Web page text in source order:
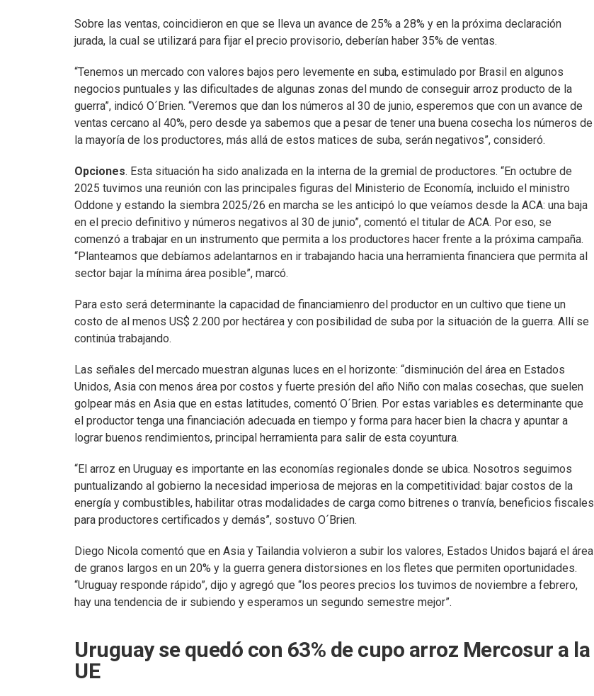
Sobre las ventas, coincidieron en que se lleva un avance de 25% a 28% y en la próxima declaración
jurada, la cual se utilizará para fijar el precio provisorio, deberían haber 35% de ventas.
“Tenemos un mercado con valores bajos pero levemente en suba, estimulado por Brasil en algunos
negocios puntuales y las dificultades de algunas zonas del mundo de conseguir arroz producto de la
guerra”, indicó O´Brien. “Veremos que dan los números al 30 de junio, esperemos que con un avance de
ventas cercano al 40%, pero desde ya sabemos que a pesar de tener una buena cosecha los números de
la mayoría de los productores, más allá de estos matices de suba, serán negativos”, consideró.
Opciones. Esta situación ha sido analizada en la interna de la gremial de productores. “En octubre de
2025 tuvimos una reunión con las principales figuras del Ministerio de Economía, incluido el ministro
Oddone y estando la siembra 2025/26 en marcha se les anticipó lo que veíamos desde la ACA: una baja
en el precio definitivo y números negativos al 30 de junio”, comentó el titular de ACA. Por eso, se
comenzó a trabajar en un instrumento que permita a los productores hacer frente a la próxima campaña.
“Planteamos que debíamos adelantarnos en ir trabajando hacia una herramienta financiera que permita al
sector bajar la mínima área posible”, marcó.
Para esto será determinante la capacidad de financiamienro del productor en un cultivo que tiene un
costo de al menos US$ 2.200 por hectárea y con posibilidad de suba por la situación de la guerra. Allí se
continúa trabajando.
Las señales del mercado muestran algunas luces en el horizonte: “disminución del área en Estados
Unidos, Asia con menos área por costos y fuerte presión del año Niño con malas cosechas, que suelen
golpear más en Asia que en estas latitudes, comentó O´Brien. Por estas variables es determinante que
el productor tenga una financiación adecuada en tiempo y forma para hacer bien la chacra y apuntar a
lograr buenos rendimientos, principal herramienta para salir de esta coyuntura.
“El arroz en Uruguay es importante en las economías regionales donde se ubica. Nosotros seguimos
puntualizando al gobierno la necesidad imperiosa de mejoras en la competitividad: bajar costos de la
energía y combustibles, habilitar otras modalidades de carga como bitrenes o tranvía, beneficios fiscales
para productores certificados y demás”, sostuvo O´Brien.
Diego Nicola comentó que en Asia y Tailandia volvieron a subir los valores, Estados Unidos bajará el área
de granos largos en un 20% y la guerra genera distorsiones en los fletes que permiten oportunidades.
“Uruguay responde rápido”, dijo y agregó que “los peores precios los tuvimos de noviembre a febrero,
hay una tendencia de ir subiendo y esperamos un segundo semestre mejor”.
Uruguay se quedó con 63% de cupo arroz Mercosur a la
UE